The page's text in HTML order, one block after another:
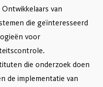
van
die geïnteresseerd
voor
die onderzoek doen
de implementatie van